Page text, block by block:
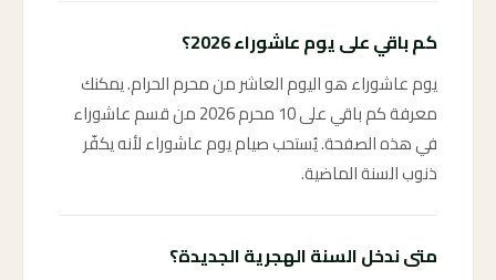
كم باقي على يوم عاشوراء 2026؟
يوم عاشوراء هو اليوم العاشر من محرم الحرام. يمكنك
معرفة كم باقي على 10 محرم 2026 من قسم عاشوراء
في هذه الصفحة. يُستحب صيام يوم عاشوراء لأنه يكفّر
ذنوب السنة الماضية.
متى ندخل السنة الهجرية الجديدة؟